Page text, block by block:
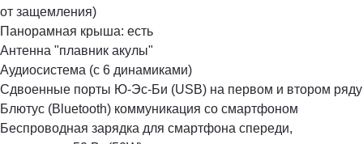
от защемления)
Панорамная крыша: есть
Антенна "плавник акулы"
Аудиосистема (с 6 динамиками)
Сдвоенные порты Ю-Эс-Би (USB) на первом и втором ряду
Блютус (Bluetooth) коммуникация со смартфоном
Беспроводная зарядка для смартфона спереди,